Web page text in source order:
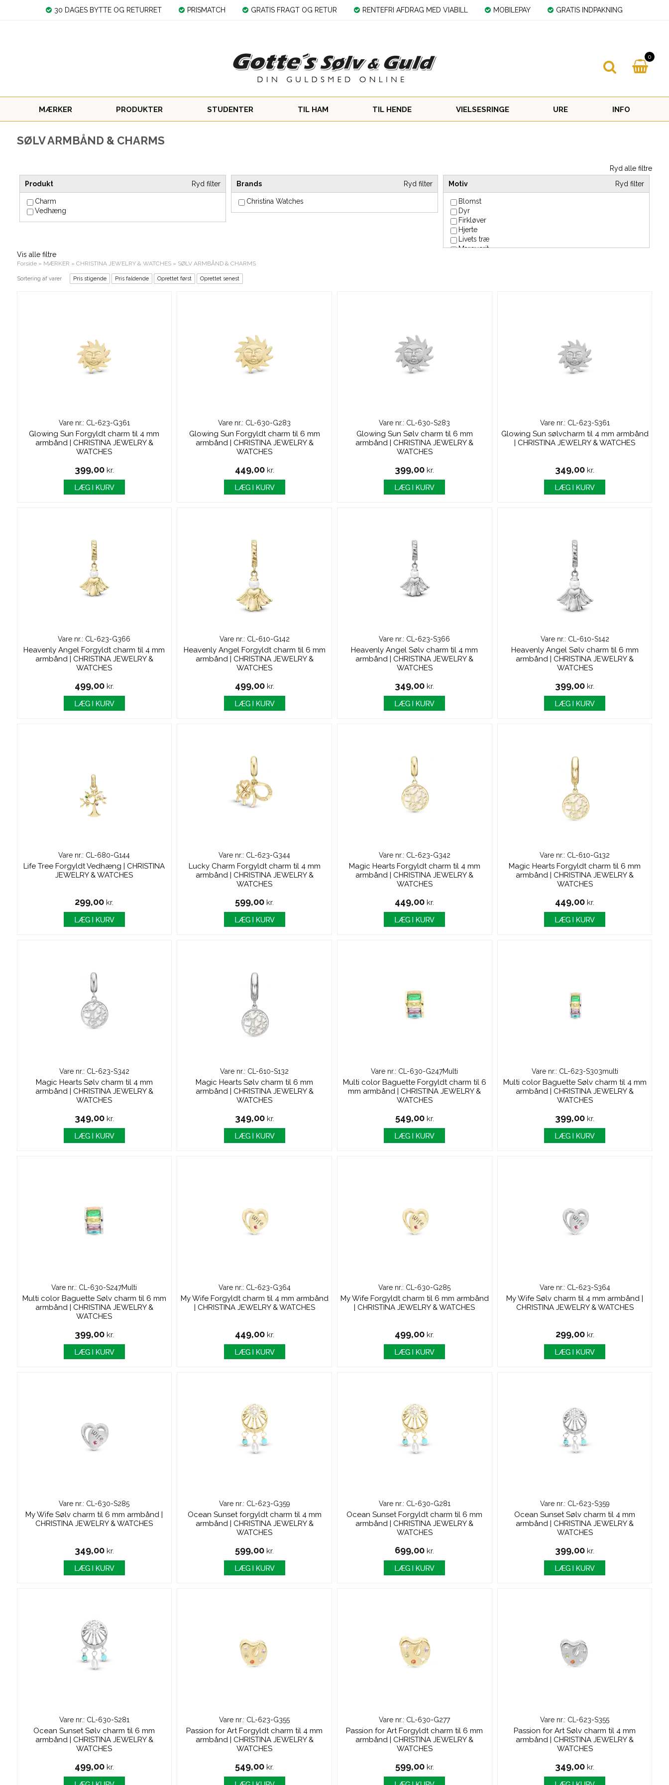
30 DAGES BYTTE OG RETURRET PRISMATCH GRATIS FRAGT OG RETUR RENTEFRI AFDRAG MED VIABILL MOBILEPAY GRATIS INDPAKNING
0
MÆRKER PRODUKTER STUDENTER TIL HAM TIL HENDE VIELSESRINGE URE INFO
SØLV ARMBÅND & CHARMS
Ryd alle filtre
Produkt
Ryd filter
Charm
Vedhæng
Brands Ryd filter
Christina Watches
Motiv Ryd filter
Blomst
Dyr
Firkløver
Hjerte
Livets træ
Marguerit
Vis alle filtre
Forside» MÆRKER » CHRISTINA JEWELRY & WATCHES» SØLV ARMBÅND & CHARMS
Sortering af varer Pris stigende Pris faldende Oprettet først Oprettet senest
Vare nr.: CL-623-G361
Glowing Sun Forgyldt charm til 4 mm
armbånd | CHRISTINA JEWELRY &
WATCHES
399,00 kr.
Vare nr.: CL-630-G283
Glowing Sun Forgyldt charm til 6 mm
armbånd | CHRISTINA JEWELRY &
WATCHES
449,00 kr.
Vare nr.: CL-630-S283
Glowing Sun Sølv charm til 6 mm
armbånd | CHRISTINA JEWELRY &
WATCHES
399,00kr.
Vare nr.: CL-623-S361
Glowing Sun sølvcharm til 4 mm armbånd
| CHRISTINA JEWELRY & WATCHES
349,00 kr.
Vare nr.: CL-623-G366
Heavenly Angel Forgyldt charm til 4 mm
armbånd | CHRISTINA JEWELRY &
WATCHES
499,00 kr.
Vare nr.: CL-610-G142
Heavenly Angel Forgyldt charm til 6 mm
armbånd | CHRISTINA JEWELRY &
WATCHES
499,00 kr.
Vare nr.: CL-623-S366
Heavenly Angel Sølv charm til 4 mm
armbånd | CHRISTINA JEWELRY &
WATCHES
349,00kr.
Vare nr.: CL-610-S142
Heavenly Angel Sølv charm til 6 mm
armbånd | CHRISTINA JEWELRY &
WATCHES
399,00 kr.
Vare nr.: CL-680-G144
Life Tree Forgyldt Vedhæng | CHRISTINA
JEWELRY & WATCHES
299,00kr.
Vare nr.: CL-623-G344
Lucky Charm Forgyldt charm til 4 mm
armbånd | CHRISTINA JEWELRY &
WATCHES
599,00kr.
Vare nr.: CL-623-G342
Magic Hearts Forgyldt charm til 4 mm
armbånd | CHRISTINA JEWELRY &
WATCHES
449,00kr.
Vare nr.: CL-610-G132
Magic Hearts Forgyldt charm til 6 mm
armbånd | CHRISTINA JEWELRY &
WATCHES
449,00 kr.
Vare nr.: CL-623-S342
Magic Hearts Sølv charm til 4 mm
armbånd | CHRISTINA JEWELRY &
WATCHES
349,00 kr.
Vare nr.: CL-610-S132
Magic Hearts Sølv charm til 6 mm
armbånd | CHRISTINA JEWELRY &
WATCHES
349,00 kr.
Vare nr.: CL-630-G247Multi
Multi color Baguette Forgyldt charm til 6
mm armbånd | CHRISTINA JEWELRY &
WATCHES
549,00 kr.
Vare nr.: CL-623-S303multi
Multi color Baguette Sølv charm til 4 mm
armbånd | CHRISTINA JEWELRY &
WATCHES
399,00 kr.
Vare nr.: CL-630-S247Multi
Multi color Baguette Sølv charm til 6 mm
armbånd | CHRISTINA JEWELRY &
WATCHES
399,00 kr.
Vare nr.: CL-623-G364
My Wife Forgyldt charm til 4 mm armbånd
| CHRISTINA JEWELRY & WATCHES
449,00 kr.
Vare nr.: CL-630-G285
My Wife Forgyldt charm til 6 mm armbånd
| CHRISTINA JEWELRY & WATCHES
499,00kr.
Vare nr.: CL-623-S364
My Wife Sølv charm til 4 mm armbånd |
CHRISTINA JEWELRY & WATCHES
299,00 kr.
Vare nr.: CL-630-S285
My Wife Sølv charm til 6 mm armbånd |
CHRISTINA JEWELRY & WATCHES
349,00 kr.
Vare nr.: CL-623-G359
Ocean Sunset forgyldt charm til 4 mm
armbånd | CHRISTINA JEWELRY &
WATCHES
599,00kr.
Vare nr.: CL-630-G281
Ocean Sunset Forgyldt charm til 6 mm
armbånd | CHRISTINA JEWELRY &
WATCHES
699,00kr.
Vare nr.: CL-623-S359
Ocean Sunset Sølv charm til 4 mm
armbånd | CHRISTINA JEWELRY &
WATCHES
399,00 kr.
Vare nr.: CL-630-S281
Ocean Sunset Sølv charm til 6 mm
armbånd | CHRISTINA JEWELRY &
WATCHES
499,00 kr.
Vare nr.: CL-623-G355
Passion for Art Forgyldt charm til 4 mm
armbånd | CHRISTINA JEWELRY &
WATCHES
549,00kr.
Vare nr.: CL-630-G277
Passion for Art Forgyldt charm til 6 mm
armbånd | CHRISTINA JEWELRY &
WATCHES
599,00 kr.
Vare nr.: CL-623-S355
Passion for Art Sølv charm til 4 mm
armbånd | CHRISTINA JEWELRY &
WATCHES
349,00 kr.